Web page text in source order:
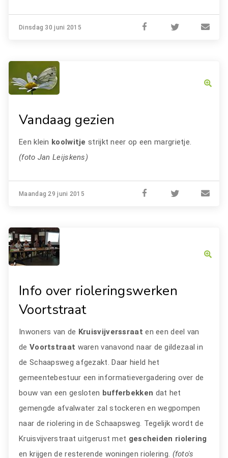
Dinsdag 30 juni 2015
Vandaag gezien
Een klein koolwitje strijkt neer op een margrietje.
(foto Jan Leijskens)
Maandag 29 juni 2015
Info over rioleringswerken
Voortstraat
Inwoners van de Kruisvijverssraaten een deel van
de Voortstraat waren vanavond naar de gildezaal in
de Schaapsweg afgezakt. Daar hield het
gemeentebestuur een informatievergadering over de
bouw van een gesloten bufferbekken dat het
gemengde afvalwater zal stockeren en wegpompen
naar de riolering in de Schaapsweg. Tegelijk wordt de
Kruisvijverstraat uitgerust met gescheiden riolering
en krijgen de resterende woningen riolering. (foto's